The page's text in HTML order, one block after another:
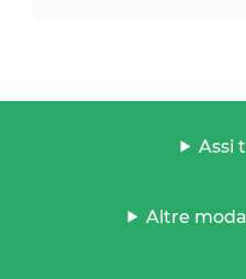
Assi
Altre